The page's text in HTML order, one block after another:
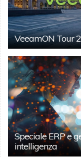
VeeamON Tour
Speciale ERP e
intelligenza